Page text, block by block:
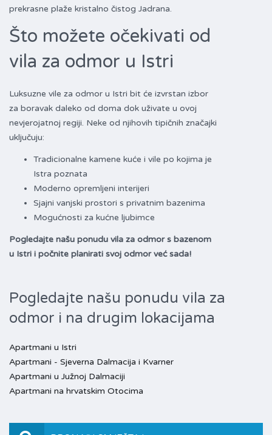
prekrasne plaže kristalno čistog Jadrana.
Što možete očekivati od
vila za odmor u Istri
Luksuzne vile za odmor u Istri bit će izvrstan izbor
za boravak daleko od doma dok uživate u ovoj
nevjerojatnoj regiji. Neke od njihovih tipičnih značajki
uključuju:
Tradicionalne kamene kuće i vile po kojima je
Istra poznata
Moderno opremljeni interijeri
Sjajni vanjski prostori s privatnim bazenima
Mogućnosti za kućne ljubimce
Pogledajte našu ponudu vila za odmor s bazenom
u Istri i počnite planirati svoj odmor već sada!
Pogledajte našu ponudu vila za
odmor i na drugim lokacijama
Apartmani u Istri
Apartmani - Sjeverna Dalmacija i Kvarner
Apartmani u Južnoj Dalmaciji
Apartmani na hrvatskim Otocima